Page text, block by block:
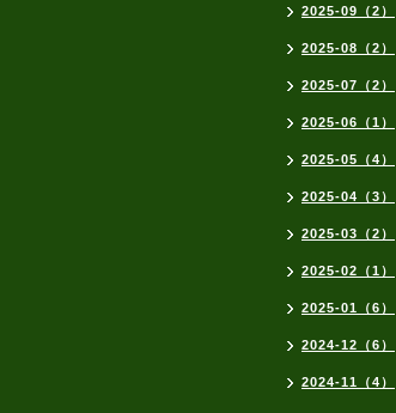
2025-09（2）
2025-08（2）
2025-07（2）
2025-06（1）
2025-05（4）
2025-04（3）
2025-03（2）
2025-02（1）
2025-01（6）
2024-12（6）
2024-11（4）